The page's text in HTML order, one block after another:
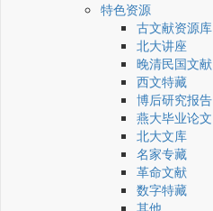
特色资源
古文献资源库
北大讲座
晚清民国文献
西文特藏
博后研究报告
燕大毕业论文
北大文库
名家专藏
革命文献
数字特藏